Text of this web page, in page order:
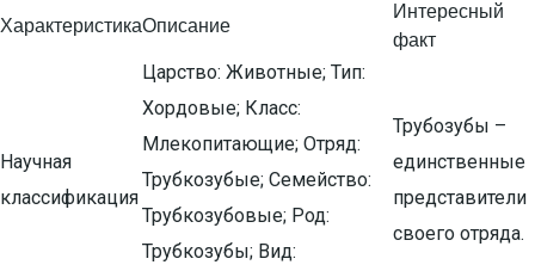
ХарактеристикаОписание
Интересный
факт
Научная
классификация
Царство: Животные; Тип:
Хордовые; Класс:
Млекопитающие; Отряд:
Трубкозубые; Семейство:
Трубкозубовые; Род:
Трубкозубы; Вид:
Трубозубы –
единственные
представители
своего отряда.